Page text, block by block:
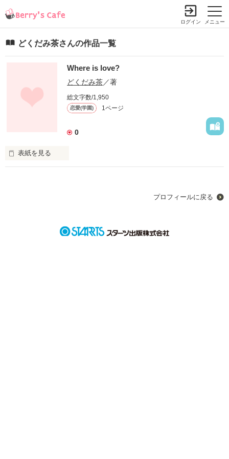
メニュー
ログイン
どくだみ茶さんの作品一覧
Where is love?
どくだみ茶／著
総文字数/1,950
恋愛(学園) 1ページ
0
表紙を見る
プロフィールに戻る